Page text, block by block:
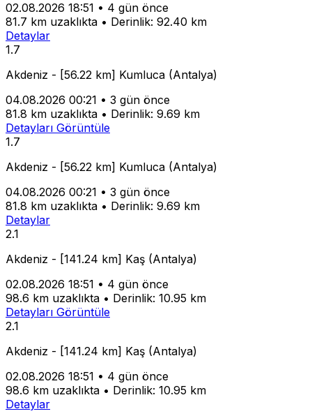
02.08.2026 18:51 • 4 gün önce
81.7 km uzaklıkta • Derinlik: 92.40 km
Detaylar
1.7
Akdeniz - [56.22 km] Kumluca (Antalya)
04.08.2026 00:21 • 3 gün önce
81.8 km uzaklıkta • Derinlik: 9.69 km
Detayları Görüntüle
1.7
Akdeniz - [56.22 km] Kumluca (Antalya)
04.08.2026 00:21 • 3 gün önce
81.8 km uzaklıkta • Derinlik: 9.69 km
Detaylar
2.1
Akdeniz - [141.24 km] Kaş (Antalya)
02.08.2026 18:51 • 4 gün önce
98.6 km uzaklıkta • Derinlik: 10.95 km
Detayları Görüntüle
2.1
Akdeniz - [141.24 km] Kaş (Antalya)
02.08.2026 18:51 • 4 gün önce
98.6 km uzaklıkta • Derinlik: 10.95 km
Detaylar